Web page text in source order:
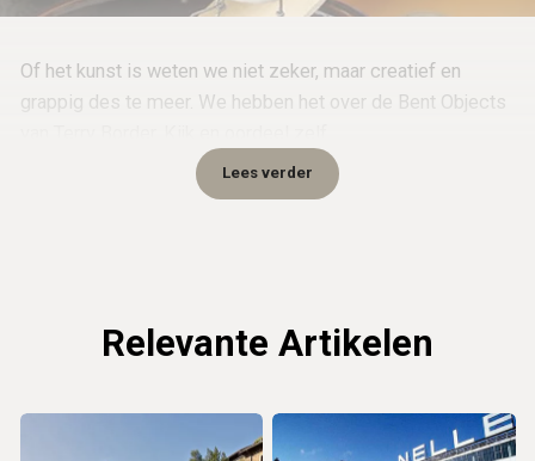
Of het kunst is weten we niet zeker, maar creatief en
grappig des te meer. We hebben het over de Bent Objects
Lees verder
Relevante Artikelen